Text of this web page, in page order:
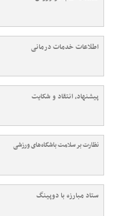
اطلاعات خدمات درمانی
پیشنهاد، انتقاد و شکایت
نظارت بر سلامت باشگاه‌های ورزشی
ستاد مبارزه با دوپینگ